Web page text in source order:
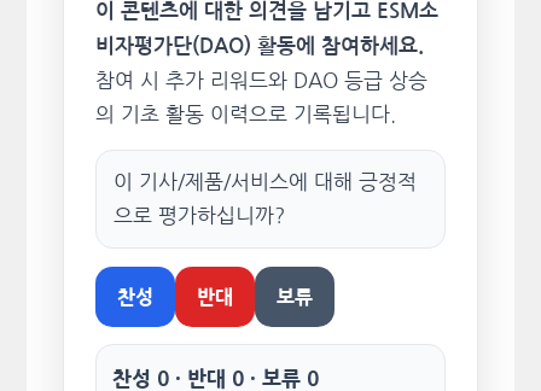
이 콘텐츠에 대한 의견을 남기고 ESM소
비자평가단(DAO) 활동에 참여하세요.
참여 시 추가 리워드와 DAO 등급 상승
의 기초 활동 이력으로 기록됩니다.
이 기사/제품/서비스에 대해 긍정적
으로 평가하십니까?
찬성 반대 보류
찬성 0 · 반대 0 · 보류 0